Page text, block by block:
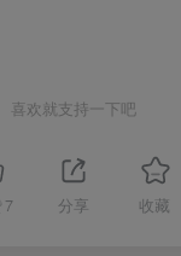
喜欢就支持一下吧
7 分享 收藏